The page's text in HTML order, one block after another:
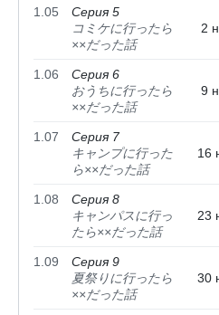
1.05
Серия 5
コミケに行ったら
××だった話
2
1.06
Серия 6
おうちに行ったら
××だった話
9
1.07
Серия 7
キャンプに行った
ら××だった話
16
1.08
Серия 8
キャンパスに行っ
たら××だった話
23
1.09
Серия 9
夏祭りに行ったら
××だった話
30